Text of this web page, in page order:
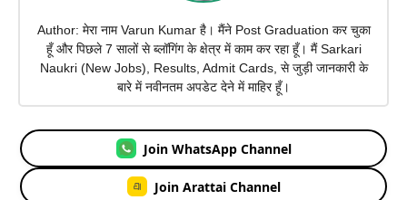
Author: मेरा नाम Varun Kumar है। मैंने Post Graduation कर चुका
हूँ और पिछले 7 सालों से ब्लॉगिंग के क्षेत्र में काम कर रहा हूँ। मैं Sarkari
Naukri (New Jobs), Results, Admit Cards, से जुड़ी जानकारी के
बारे में नवीनतम अपडेट देने में माहिर हूँ।
Join WhatsApp Channel
Join Arattai Channel